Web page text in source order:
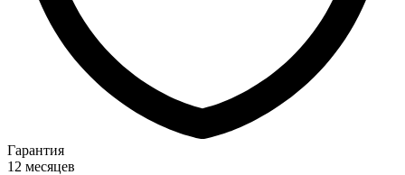
Гарантия
12 месяцев